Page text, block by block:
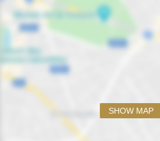
SHOW MAP